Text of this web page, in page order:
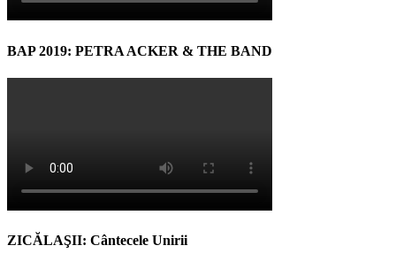
BAP 2019: PETRA ACKER & THE BAND
ZICĂLAŞII: Cântecele Unirii